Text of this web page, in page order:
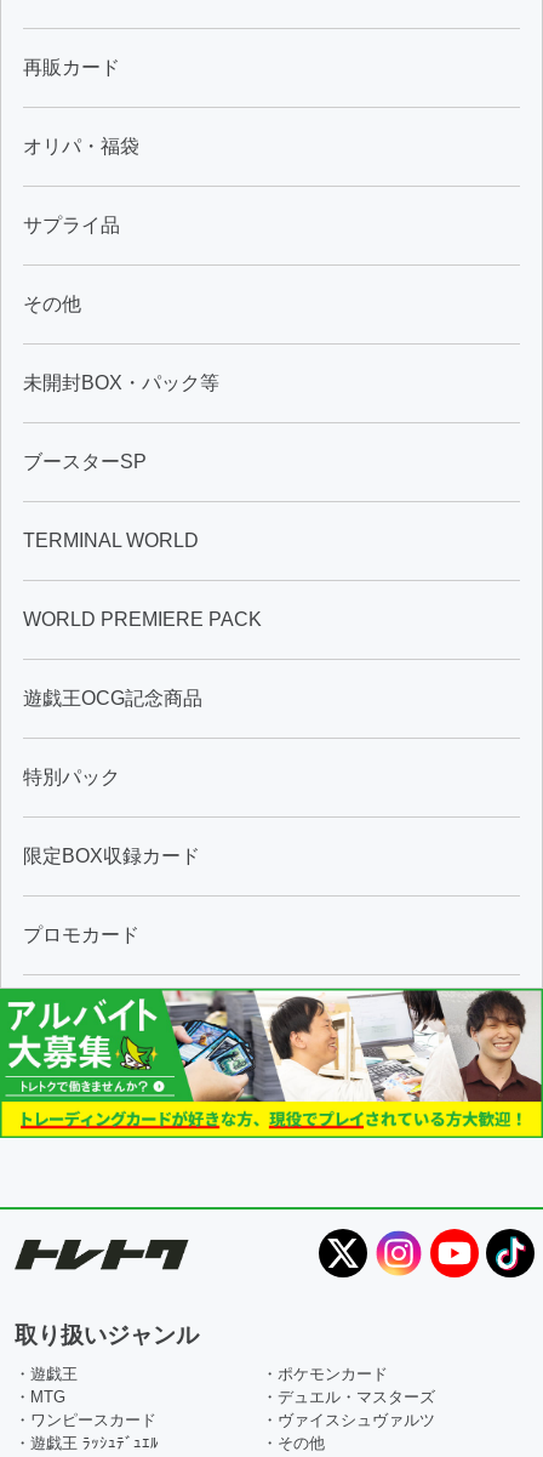
再販カード
オリパ・福袋
サプライ品
その他
未開封BOX・パック等
ブースターSP
TERMINAL WORLD
WORLD PREMIERE PACK
遊戯王OCG記念商品
特別パック
限定BOX収録カード
プロモカード
取り扱いジャンル
・遊戯王
・ポケモンカード
・MTG
・デュエル・マスターズ
・ワンピースカード
・ヴァイスシュヴァルツ
・遊戯王 ﾗｯｼｭﾃﾞｭｴﾙ
・その他